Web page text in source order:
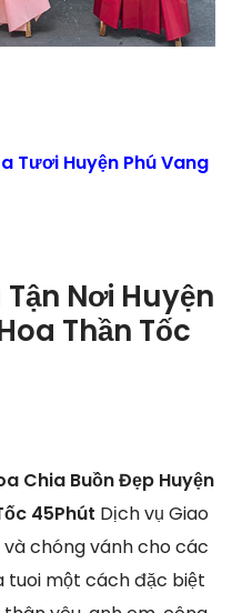
Tươi Huyện Phú Vang
Nơi Huyện
Thần Tốc
Chia Buồn Đẹp Huyện
45Phút Dịch vụ Giao
và chóng vánh cho các
tuoi một cách đặc biệt